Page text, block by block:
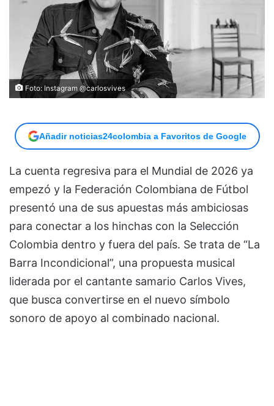
Foto: Instagram @carlosvives
Añadir noticias24colombia a Favoritos de Google
La cuenta regresiva para el Mundial de 2026 ya
empezó y la Federación Colombiana de Fútbol
presentó una de sus apuestas más ambiciosas
para conectar a los hinchas con la Selección
Colombia dentro y fuera del país. Se trata de “La
Barra Incondicional”, una propuesta musical
liderada por el cantante samario Carlos Vives,
que busca convertirse en el nuevo símbolo
sonoro de apoyo al combinado nacional.